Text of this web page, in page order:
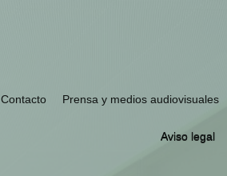
Contacto Prensa y medios audiovisuales
Aviso legal